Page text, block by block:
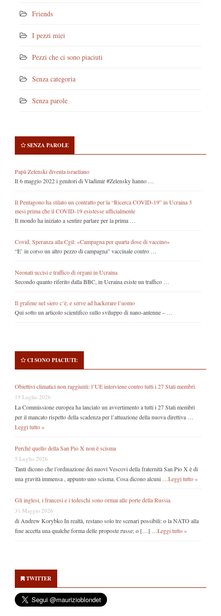
Friends
I pezzi miei
Pezzi che ci sono piaciuti
Senza categoria
Senza parole
SENZA PAROLE
Papà Zelenski diventa israeliano
Il 6 maggio 2022 i genitori di Vladimir #Zelensky hanno …
Il Pentagono ha stilato un contratto per la “Ricerca COVID-19” in Ucraina 3
mesi prima che il COVID-19 esistesse ufficialmente
Il mondo ha iniziato a sentire parlare per la prima …
Covid, Speranza alla Cgil: «Campagna per quarta dose di vaccino»
“E’ in corso un altro pezzo di campagna” vaccinale contro …
Neonati uccisi e traffico di organi in Ucraina
Secondo quanto riferito dalla BBC, in Ucraina esiste un traffico …
Il grafene nel siero c’è, e serve ad hackerare l’uomo
Qui sotto un articolo scientifico sullo sviluppo di nano-antenne – …
CI SONO PIACIUTI:
Obiettivi climatici non raggiunti: l’UE interviene contro tutti i 27 Stati membri.
19 Luglio 2026
La Commissione europea ha lanciato un avvertimento a tutti i 27 Stati membri
per il mancato rispetto della scadenza per l’attuazione della nuova direttiva …
Leggi tutto »
Perché quello della San Pio X non è scisma
5 Luglio 2026
Tanti dicono che l’ordinazione dei nuovi Vescovi della fraternità San Pio X è di
una gravità immensa , appunto uno scisma. Cosa dicono alcuni … Leggi tutto »
Gli inglesi, i francesi e i tedeschi sono ormai alle porte della Russia
31 Maggio 2026
di Andrew Korybko In realtà, restano solo tre scenari possibili: o la NATO alla
fine accetta una qualche forma delle proposte russe; o […] … Leggi tutto »
Sidebar
TWITTER